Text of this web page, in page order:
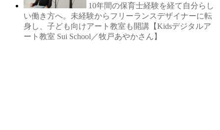
10年間の保育士経験を経て自分らし
い働き方へ。未経験からフリーランスデザイナーに転
身し、子ども向けアート教室も開講【Kidsデジタルア
ート教室 Sui School／牧戸あやかさん】